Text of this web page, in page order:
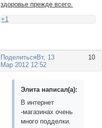
здоровье прежде всего.
+1
Поделиться 10
Вт, 13
Мар 2012 12:52
Элита написал(а):
В интернет
-магазинах очень
много подделки.